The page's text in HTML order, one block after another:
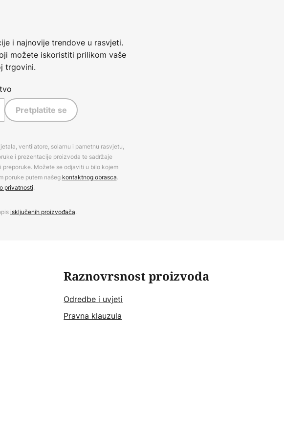
i najnovije trendove u rasvjeti.
možete iskoristiti prilikom vaše
trgovini.
Pretplatite se
ventilatore, solarnu i pametnu rasvjetu,
i prezentacije proizvoda te sadržaje
Možete se odjaviti u bilo kojem
poruke putem našeg kontaktnog obrasca.
privatnosti.
isključenih proizvođača.
Raznovrsnost proizvoda
Odredbe i uvjeti
Pravna klauzula